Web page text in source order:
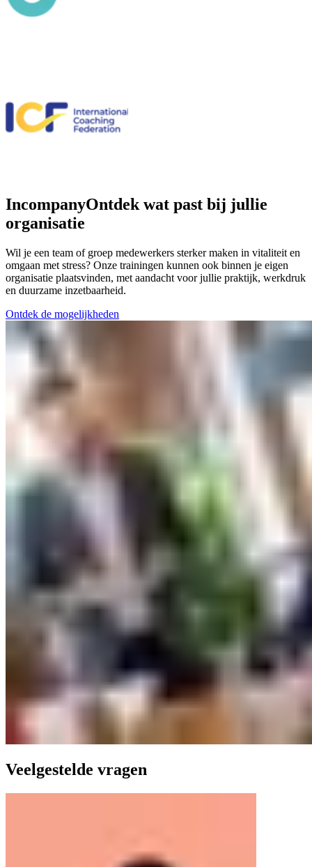
IncompanyOntdek wat past bij jullie
organisatie
Wil je een team of groep medewerkers sterker maken in vitaliteit en
omgaan met stress? Onze trainingen kunnen ook binnen je eigen
organisatie plaatsvinden, met aandacht voor jullie praktijk, werkdruk
en duurzame inzetbaarheid.
Ontdek de mogelijkheden
Veelgestelde vragen